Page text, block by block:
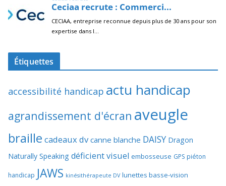
Étiquettes
accessibilité handicap actu handicap
agrandissement d'écran aveugle
braille cadeaux dv canne blanche DAISY Dragon
Naturally Speaking déficient visuel embosseuse GPS piéton
handicap JAWS kinésithérapeute DV lunettes basse-vision